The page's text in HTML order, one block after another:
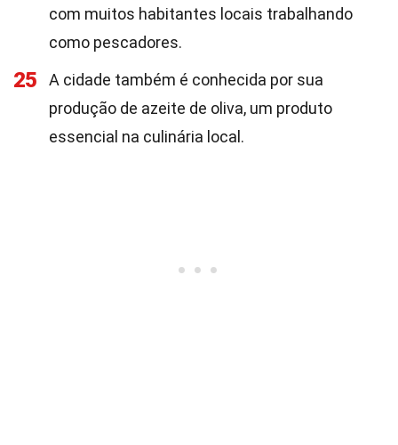
com muitos habitantes locais trabalhando
como pescadores.
25
A cidade também é conhecida por sua
produção de azeite de oliva, um produto
essencial na culinária local.